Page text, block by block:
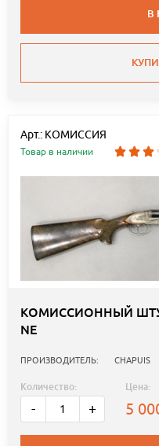
В
Арт.: КОМИССИЯ
Товар в наличии
КОМИССИОННЫЙ
NE
ПРОИЗВОДИТЕЛЬ: CHAPUIS
Количество:
- +
Цена:
5